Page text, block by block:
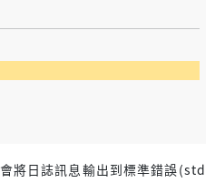
會將日誌訊息輸出到標準錯誤(std